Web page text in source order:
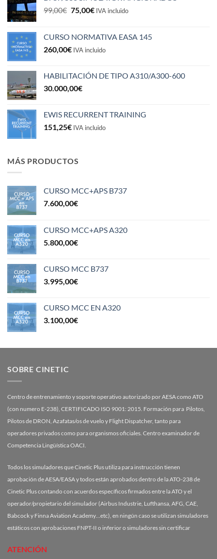
99,00€ El
era:
99,00€.
75,00€El
es:
75,00€.
IVA incluido
CURSO NORMATIVA EASA 145
260,00€ IVA incluido
HABILITACIÓN DE TIPO A310/A300-600
30.000,00€
EWIS RECURRENT TRAINING
151,25€ IVA incluido
MÁS PRODUCTOS
CURSO MCC+APS B737
7.600,00€
CURSO MCC+APS A320
5.800,00€
CURSO MCC B737
3.995,00€
CURSO MCC EN A320
3.100,00€
SOBRE CINETIC
Centro de entrenamiento y soporte operativo autorizado por AESA como ATO
(con numero E-238), CERTIFICADO ISO 9001: 2015. Formación para Pilotos,
Pilotos de DRON, Azafatas/os de vuelo y Flight Dispatcher, tanto para
operadores privados como para organismos oficiales. Centro examinador de
Competencia Lingüística OACI.
Todos los simuladores que Cinetic Plus utiliza para instrucción tienen
aprobación de AESA/EASA y todos están aprobados dentro de la ATO-238 de
Cinetic Plus contando con acuerdos específicos firmados entre la ATO y el
operador/propietario del simulador (Airbus Industrie, Lufthansa, AFG, CAE,
Babcock y Finna Aviation Academy…etc), en ningún caso se utilizan simuladores
estáticos con aprobaciones FNPT-II o inferior o simuladores sin certificar
ATENCIÓN